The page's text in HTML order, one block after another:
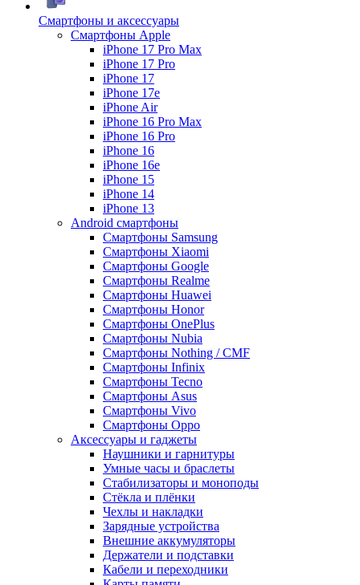
Смартфоны и аксессуары
Смартфоны Apple
iPhone 17 Pro Max
iPhone 17 Pro
iPhone 17
iPhone 17e
iPhone Air
iPhone 16 Pro Max
iPhone 16 Pro
iPhone 16
iPhone 16e
iPhone 15
iPhone 14
iPhone 13
Android cмартфоны
Смартфоны Samsung
Смартфоны Xiaomi
Смартфоны Google
Смартфоны Realme
Смартфоны Huawei
Смартфоны Honor
Смартфоны OnePlus
Смартфоны Nubia
Смартфоны Nothing / CMF
Смартфоны Infinix
Смартфоны Tecno
Смартфоны Asus
Смартфоны Vivo
Смартфоны Oppo
Аксессуары и гаджеты
Наушники и гарнитуры
Умные часы и браслеты
Стабилизаторы и моноподы
Стёкла и плёнки
Чехлы и накладки
Зарядные устройства
Внешние аккумуляторы
Держатели и подставки
Кабели и переходники